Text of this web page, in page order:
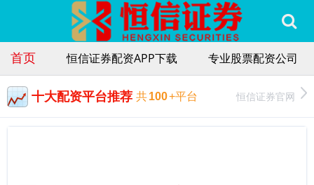
首页 恒信证券配资APP下载 专业股票配资公司
十大配资平台推荐 共100+平台 恒信证券官网